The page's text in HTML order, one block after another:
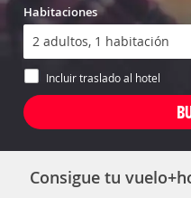
Habitaciones
Incluir traslado al hotel
Consigue tu